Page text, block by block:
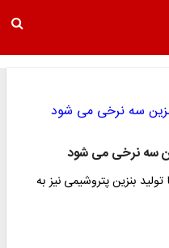
سه نرخی می شود
بنزین پتروشیمی نیز به